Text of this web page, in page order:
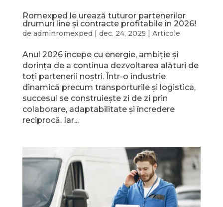
Romexped le urează tuturor partenerilor
drumuri line și contracte profitabile în 2026!
de adminromexped dec. 24, 2025 Articole
Anul 2026 începe cu energie, ambiție și
dorința de a continua dezvoltarea alături de
toți partenerii noștri. Într-o industrie
dinamică precum transporturile și logistica,
succesul se construiește zi de zi prin
colaborare, adaptabilitate și încredere
reciprocă. Iar...